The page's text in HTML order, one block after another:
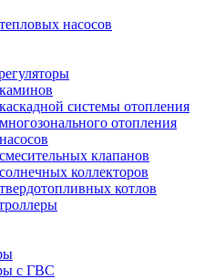
насосов
системы отопления
отопления
клапанов
коллекторов
котлов
с ГВС